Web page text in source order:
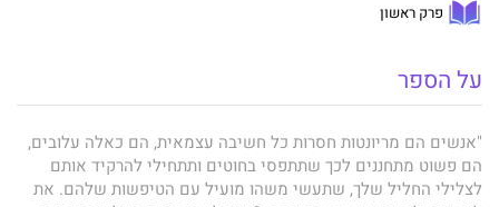
פרק ראשון
על הספר
"אנשים הם מריונטות חסרות כל חשיבה עצמאית, הם כאלה עלובים,
הם פשוט מתחננים לכך שתתפסי בחוטים ותתחילי להרקיד אותם
לצלילי החליל שלך, שתעשי משהו מועיל עם הטיפשות שלהם. את